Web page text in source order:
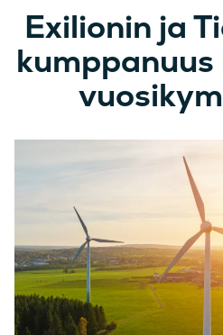
Exilionin ja